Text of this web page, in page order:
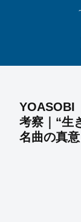
YOASOBI
考察｜“生
名曲の真